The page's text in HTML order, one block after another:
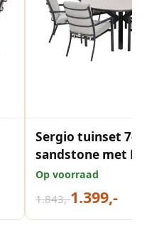
Sergio tuinset 7-
sandstone met
tuintafel rond
teak vironwood
Op voorraad
1.843,-1.399,-